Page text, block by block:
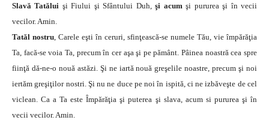
Slavă Tatălui şi Fiului şi Sfântului Duh,şi acum şi pururea şi în vecii
vecilor. Amin.
Tatăl nostru , Carele eşti în ceruri, sfinţească-se numele Tău, vie împărăţia
Ta, facă-se voia Ta, precum în cer aşa şi pe pământ. Pâinea noastră cea spre
fiinţă dă-ne-o nouă astăzi. Şi ne iartă nouă greşelile noastre, precum şi noi
iertăm greşiţilor nostri. Şi nu ne duce pe noi în ispită, ci ne izbăveşte de cel
viclean. Ca a Ta este Împărăţia şi puterea şi slava, acum si pururea şi în
vecii vecilor. Amin.